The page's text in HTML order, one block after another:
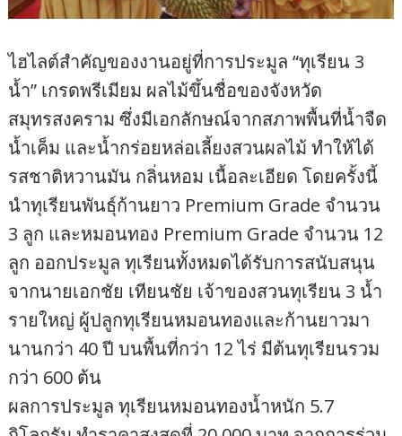
ไฮไลต์สำคัญของงานอยู่ที่การประมูล “ทุเรียน 3
น้ำ” เกรดพรีเมียม ผลไม้ขึ้นชื่อของจังหวัด
สมุทรสงคราม ซึ่งมีเอกลักษณ์จากสภาพพื้นที่น้ำจืด
น้ำเค็ม และน้ำกร่อยหล่อเลี้ยงสวนผลไม้ ทำให้ได้
รสชาติหวานมัน กลิ่นหอม เนื้อละเอียด โดยครั้งนี้
นำทุเรียนพันธุ์ก้านยาว Premium Grade จำนวน
3 ลูก และหมอนทอง Premium Grade จำนวน 12
ลูก ออกประมูล ทุเรียนทั้งหมดได้รับการสนับสนุน
จากนายเอกชัย เทียนชัย เจ้าของสวนทุเรียน 3 น้ำ
รายใหญ่ ผู้ปลูกทุเรียนหมอนทองและก้านยาวมา
นานกว่า 40 ปี บนพื้นที่กว่า 12 ไร่ มีต้นทุเรียนรวม
กว่า 600 ต้น
ผลการประมูล ทุเรียนหมอนทองน้ำหนัก 5.7